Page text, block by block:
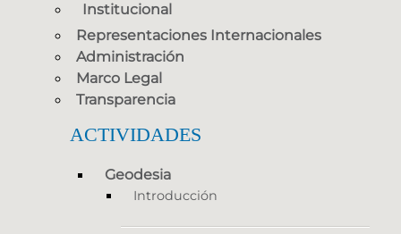
Institucional
Representaciones Internacionales
Administración
Marco Legal
Transparencia
ACTIVIDADES
Geodesia
Introducción